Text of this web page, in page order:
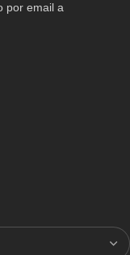
por email a